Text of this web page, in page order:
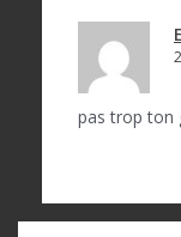
pas trop ton